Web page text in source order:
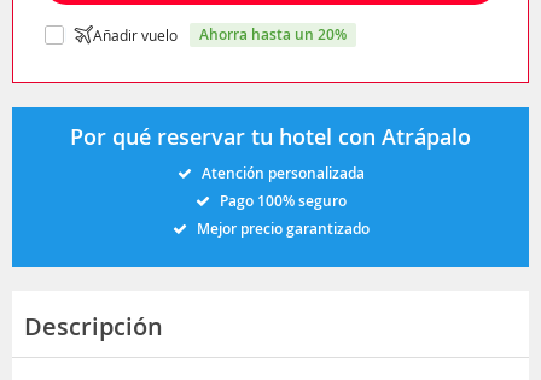
Añadir vuelo ahorra hasta un 20%
Por qué reservar tu hotel con Atrápalo
Atención personalizada
Pago 100% seguro
Mejor precio garantizado
Descripción